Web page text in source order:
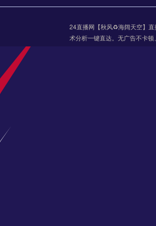
24直播网【秋风♻️海阔天空】直
术分析一键直达。无广告不卡